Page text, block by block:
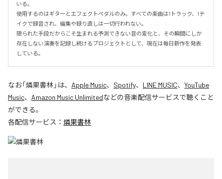
いる。
使用するのはギターとエフェクトペダルのみ。すべての楽曲は1トラック、1テ
イクで録音され、編集や録り直しは一切行われない。
限られた手段だからこそ生まれる予測できない音の変化と、その瞬間にしか
存在しない演奏を記録し続けるプロジェクトとして、現在は毎日新作を発表
している。
なお「燐果書林 」は、 Apple Music、 Spotify、 LINE MUSIC、 YouTube
Music、 Amazon Music Unlimitedなどの音楽配信サービスで聴くこと
ができる。
各配信サービス： 燐果書林